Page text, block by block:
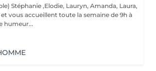
Stéphanie ,Elodie, Lauryn, Amanda, Laura,
9h à
humeur...